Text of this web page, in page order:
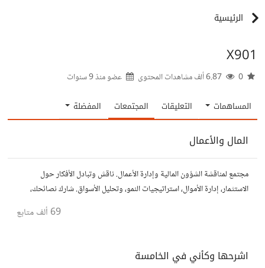
الرئيسية
X901
عضو منذ9 سنوات
المساهمات التعليقات المجتمعات المفضلة
المال والأعمال
مجتمع لمناقشة الشؤون المالية وإدارة الأعمال. ناقش وتبادل الأفكار حول
الاستثمار، إدارة الأموال، استراتيجيات النمو، وتحليل الأسواق. شارك نصائحك،
69 ألف متابع
اشرحها وكأني في الخامسة